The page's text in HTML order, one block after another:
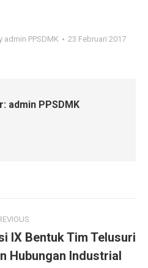
admin PPSDMK 23 Februari 2017
admin PPSDMK
post:
IX Bentuk Tim Telusuri
Hubungan Industrial